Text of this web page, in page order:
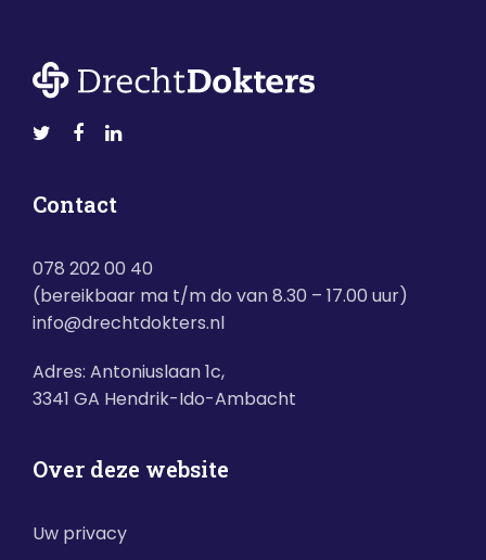
Contact
078 202 00 40
(bereikbaar ma t/m do van 8.30 – 17.00 uur)
info@drechtdokters.nl
Adres: Antoniuslaan 1c,
3341 GA Hendrik-Ido-Ambacht
Over deze website
Uw privacy